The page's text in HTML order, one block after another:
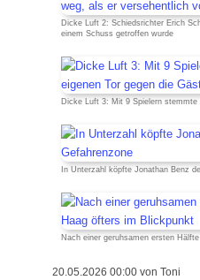
Schiedsrichter
Laufgruppe
SVH Reisegruppe
Projekte
Kunstrasen 2010
Dicke Luft 2: Schiedsrichter Erich
einem Schuss getroffen wurde
Dicke Luft 3: Mit 9 Spielern stemmte
In Unterzahl köpfte Jonathan Benz
Nach einer geruhsamen ersten
20.05.2026 00:00 von Toni